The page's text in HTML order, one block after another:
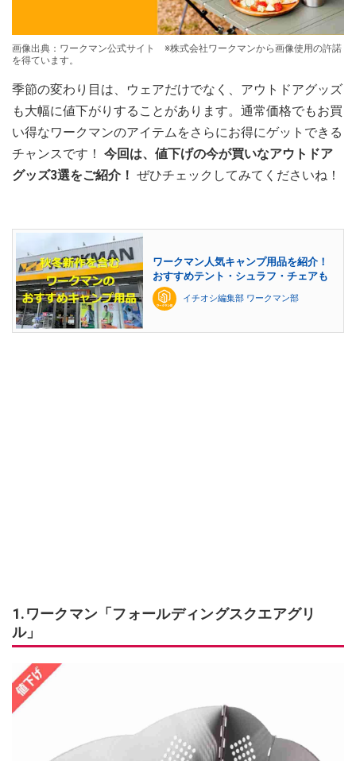
画像出典：ワークマン公式サイト ※株式会社ワークマンから画像使用の許諾
を得ています。
季節の変わり目は、ウェアだけでなく、アウトドアグッズ
も大幅に値下がりすることがあります。通常価格でもお買
い得なワークマンのアイテムをさらにお得にゲットできる
チャンスです！ 今回は、値下げの今が買いなアウトドア
グッズ3選をご紹介！ ぜひチェックしてみてくださいね！
ワークマン人気キャンプ用品を紹介！
おすすめテント・シュラフ・チェアも
イチオシ編集部 ワークマン部
1.ワークマン「フォールディングスクエアグリ
ル」